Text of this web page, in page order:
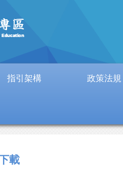
指引架構 政策法規
載